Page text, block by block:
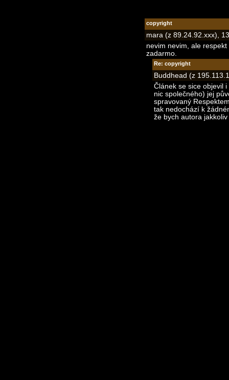
copyright
mara (z 89.24.92.xxx),
nevim nevim, ale
zadarmo.
Re: copyright
Buddhead (z
Článek se sice objevil
nic společného) jej
spravovaný
tak nedochází k
že bych autora